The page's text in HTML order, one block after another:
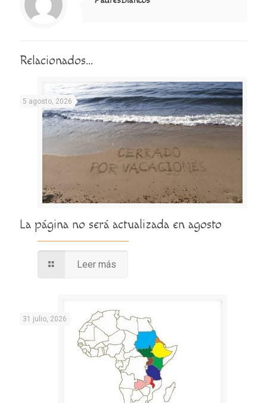
Relacionados...
5 agosto, 2026
La página no será actualizada en agosto
Leer más
31 julio, 2026